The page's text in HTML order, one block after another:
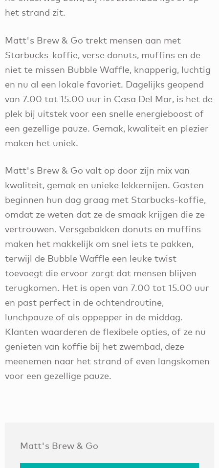
het strand zit.
Matt's Brew & Go trekt mensen aan met
Starbucks-koffie, verse donuts, muffins en de
niet te missen Bubble Waffle, knapperig, luchtig
en nu al een lokale favoriet. Dagelijks geopend
van 7.00 tot 15.00 uur in Casa Del Mar, is het de
plek bij uitstek voor een snelle energieboost of
een gezellige pauze. Gemak, kwaliteit en plezier
maken het uniek.
Matt's Brew & Go valt op door zijn mix van
kwaliteit, gemak en unieke lekkernijen. Gasten
beginnen hun dag graag met Starbucks-koffie,
omdat ze weten dat ze de smaak krijgen die ze
vertrouwen. Versgebakken donuts en muffins
maken het makkelijk om snel iets te pakken,
terwijl de Bubble Waffle een leuke twist
toevoegt die ervoor zorgt dat mensen blijven
terugkomen. Het is open van 7.00 tot 15.00 uur
en past perfect in de ochtendroutine,
lunchpauze of als oppepper in de middag.
Klanten waarderen de flexibele opties, of ze nu
genieten van koffie bij het zwembad, deze
meenemen naar het strand of even langskomen
voor een gezellige pauze.
Matt's Brew & Go